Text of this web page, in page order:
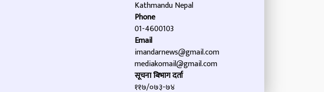
Kathmandu Nepal
Phone
01-4600103
Email
imandarnews@gmail.com
mediakomail@gmail.com
सूचना बिभाग दर्ता
११७/०७३-७४